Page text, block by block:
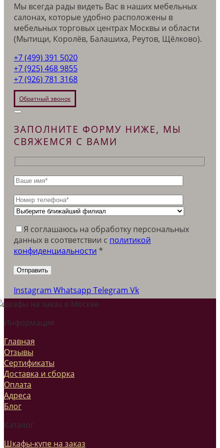
Мы всегда рады видеть Вас в наших мебельных
салонах, которые удобно расположены в
мебельных торговых центрах Москвы и области
(Мытищи, Королёв, Балашиха, Реутов, Щёлково).
+7 (499) 391 5020
+7 (925) 468 9855
+7 (926) 781 3168
Обратный звонок
ЗАПОЛНИТЕ ФОРМУ НИЖЕ, МЫ
СВЯЖЕМСЯ С ВАМИ
Я соглашаюсь на обработку персональных
данных в соответствии c политикой
конфиденциальности *
Instagram Whatsapp Telegram Vk
Информация
Главная
Отзывы
Сертификаты
Доставка и сборка
Оплата
Адреса
Блог
Каталог
Шкафы-купе на заказ